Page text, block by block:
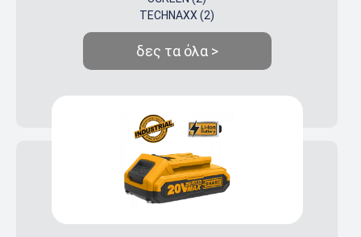
TECHNAXX (2)
δες τα όλα >